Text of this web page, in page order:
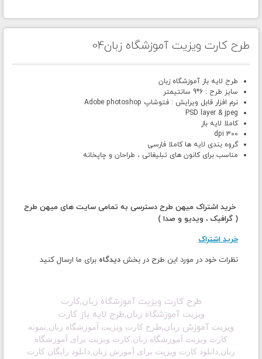
طرح کارت ویزیت آموزشگاه زبان04
طرح لایه باز آموزشگاه زبان
سایز طرح : 6*9 سانتیمتر
نرم افزار قابل ویرایش : فتوشاپ Adobe photoshop
PSD layer & jpeg
کاملا لایه باز
300 dpi
گروه بندی لایه ها کاملا فارسی
مناسب برای کانون های تبلیغاتی ، طراحان و چاپخانه
خرید اشتراک میهن طرح دسترسی به تمامی سایت های میهن طرح
( گرافیک ، ویدیو و صدا )
خرید اشتراک
نظرات خود در مورد این طرح در بخش دیدگاه برای ما ارسال کنید
طرح کارت ویزیت آموزشگاه زبان,کارت
ویزیت آموزشگاه زبان,طرح لایه بازکارت
ویزیت آموزش زبان,طرح کارت ویزیت آموزشگاه زبان,نمونه
کارت ویزیت آموزشگاه زبان,کارت ویزیت برای آموزشگاه
زبان,دانلود کارت ویزیت برای آموزش زبان,دانلود رایگان کارت